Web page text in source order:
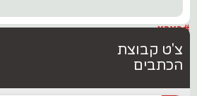
#בארץ
צ'ט קבוצת
הכתבים